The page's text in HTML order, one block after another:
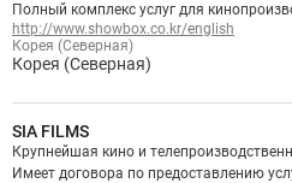
Корея (Северная)
Корея (Северная)
http://www.showbox.co.kr/english
Полный комплекс услуг для
SIA FILMS
Крупнейшая кино и
Имеет договора по предоставлению